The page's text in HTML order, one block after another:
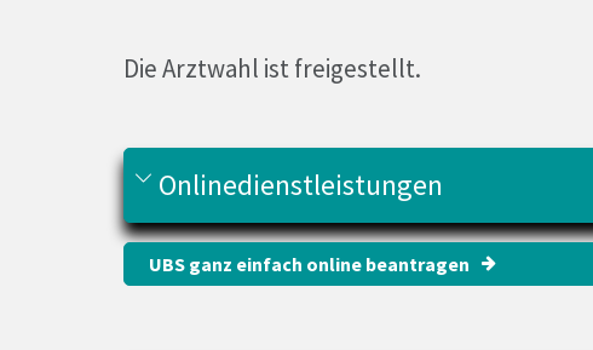
Die Arztwahl ist freigestellt.
Onlinedienstleistungen
UBS ganz einfach online beantragen